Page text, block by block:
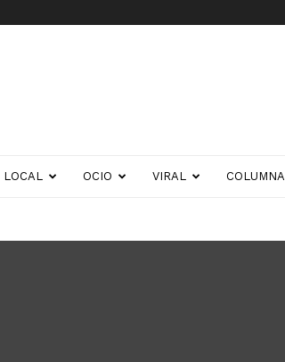
LOCAL OCIO VIRAL COLUMNA